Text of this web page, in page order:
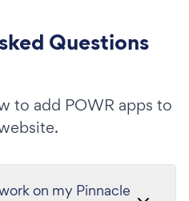
Questions
to add POWR apps to
on my Pinnacle